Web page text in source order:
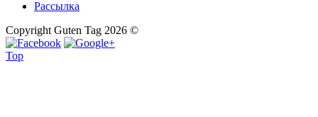
Рассылка
Copyright Guten Tag 2026 ©
Top